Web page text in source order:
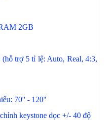
2GB
trợ 5 tỉ lệ: Auto, Real, 4:3,
70'' - 120''
keystone dọc +/- 40 độ